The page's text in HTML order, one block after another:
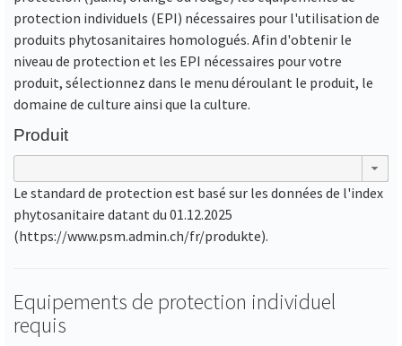
protection individuels (EPI) nécessaires pour l'utilisation de
produits phytosanitaires homologués. Afin d'obtenir le
niveau de protection et les EPI nécessaires pour votre
produit, sélectionnez dans le menu déroulant le produit, le
domaine de culture ainsi que la culture.
Produit
Le standard de protection est basé sur les données de l'index
phytosanitaire datant du 01.12.2025
(https://www.psm.admin.ch/fr/produkte).
Equipements de protection individuel
requis